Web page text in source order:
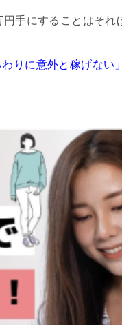
手にすることはそれ
りに意外と稼げない